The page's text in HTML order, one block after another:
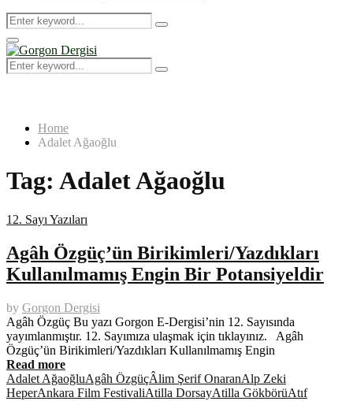
Search
for:
Search
Primary
Menu
Search
for:
Search
Home
Adalet Ağaoğlu
Tag: Adalet Ağaoğlu
12. Sayı Yazıları
Agâh Özgüç’ün Birikimleri/Yazdıkları
Kullanılmamış Engin Bir Potansiyeldir
by Gorgon Dergisi
Agâh Özgüç Bu yazı Gorgon E-Dergisi’nin 12. Sayısında
yayımlanmıştır. 12. Sayımıza ulaşmak için tıklayınız. Agâh
Özgüç’ün Birikimleri/Yazdıkları Kullanılmamış Engin
Read more
Adalet AğaoğluAgâh ÖzgüçÂlim Şerif OnaranAlp Zeki
HeperAnkara Film FestivaliAtilla DorsayAtilla GökbörüAtıf